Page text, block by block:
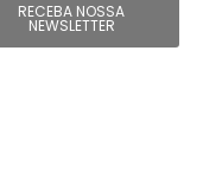
RECEBA NOSSA
NEWSLETTER